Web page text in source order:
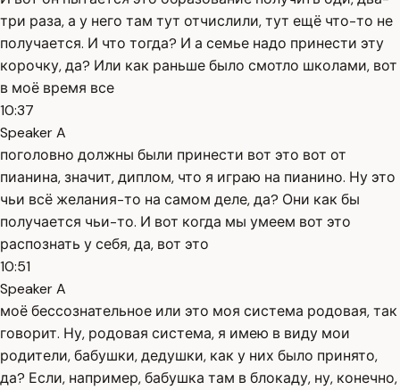
три раза, а у него там тут отчислили, тут ещё что-то не
получается. И что тогда? И а семье надо принести эту
корочку, да? Или как раньше было смотло школами, вот
в моё время все
10:37
Speaker A
поголовно должны были принести вот это вот от
пианина, значит, диплом, что я играю на пианино. Ну это
чьи всё желания-то на самом деле, да? Они как бы
получается чьи-то. И вот когда мы умеем вот это
распознать у себя, да, вот это
10:51
Speaker A
моё бессознательное или это моя система родовая, так
говорит. Ну, родовая система, я имею в виду мои
родители, бабушки, дедушки, как у них было принято,
да? Если, например, бабушка там в блокаду, ну, конечно,